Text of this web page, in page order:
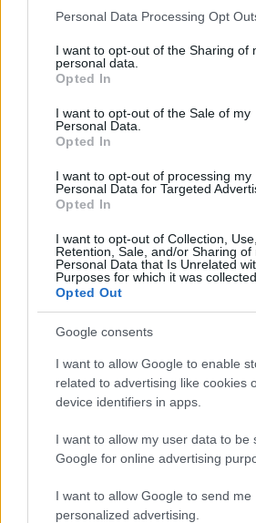
Please note that this website/app uses
not limited to your visit or usage
grant or deny consent to Google and
use your data for below specified
consent section.
Personal Data Processing Opt
I want to opt-out of the Sharing of
personal data.
Opted In
I want to opt-out of the Sale of my
Personal Data.
Opted In
I want to opt-out of processing my
Personal Data for Targeted
Opted In
I want to opt-out of Collection, Use,
Retention, Sale, and/or Sharing of
Personal Data that Is Unrelated
Purposes for which it was collected.
Opted Out
Google consents
I want to allow Google to enable
related to advertising like cookies
device identifiers in apps.
I want to allow my user data to be
Google for online advertising
I want to allow Google to send me
personalized advertising.
Szabó Zoltán, Vinnai András és
A színészek zenei múltjáról
Jankovics Péter: ,,Kiskoromban
később autodidakta módon
lett igazi gimis zenekarunk is,
persze mi is egy garázsban
különféle kocsmai meg tornatermi
utolsó gimnáziumi zenekaromat
Híradó, és fogalmunk sem volt
zenei stílusunk. Amikor egy falusi
kezdtek gyülekezni a nézőtéren,
számunkra is, hogy punkzenét